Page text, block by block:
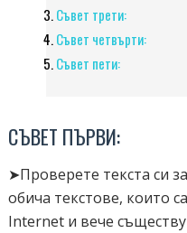
Съвет трети:
Съвет четвърти:
Съвет пети:
СЪВЕТ ПЪРВИ:
➤Проверете текста си
обича текстове, които
Internet и вече